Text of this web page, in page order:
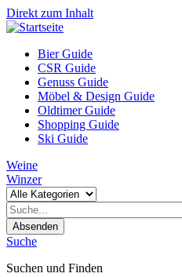
Direkt zum Inhalt
Bier Guide
CSR Guide
Genuss Guide
Möbel & Design Guide
Oldtimer Guide
Shopping Guide
Ski Guide
Weine
Winzer
Absenden
Suche
Suchen und Finden